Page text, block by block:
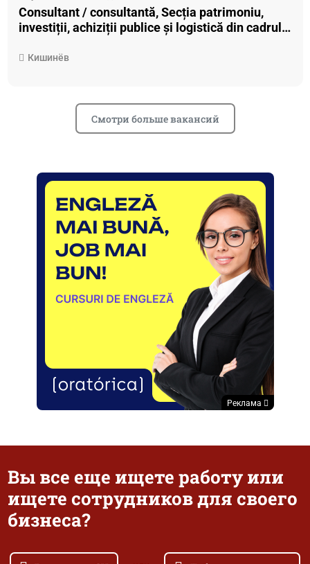
Consultant / consultantă, Secția patrimoniu,
investiții, achiziții publice și logistică din cadrul
Кишинёв
Смотри больше вакансий
Реклама
Вы все еще ищете работу или
ищете сотрудников для своего
бизнеса?